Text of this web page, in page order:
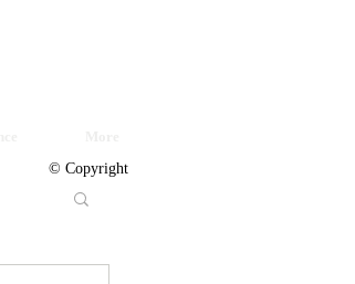
© Copyright